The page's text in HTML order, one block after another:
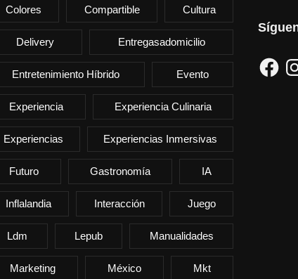
Colores Compartible Cultura
Delivery Entregasadomicilio
Entretenimiento Híbrido Evento
Experiencia Experiencia Culinaria
Experiencias Experiencias Inmersivas
Futuro Gastronomía IA
Inflalandia Interacción Juego
Ldm Lepub Manualidades
Marketing México Mkt